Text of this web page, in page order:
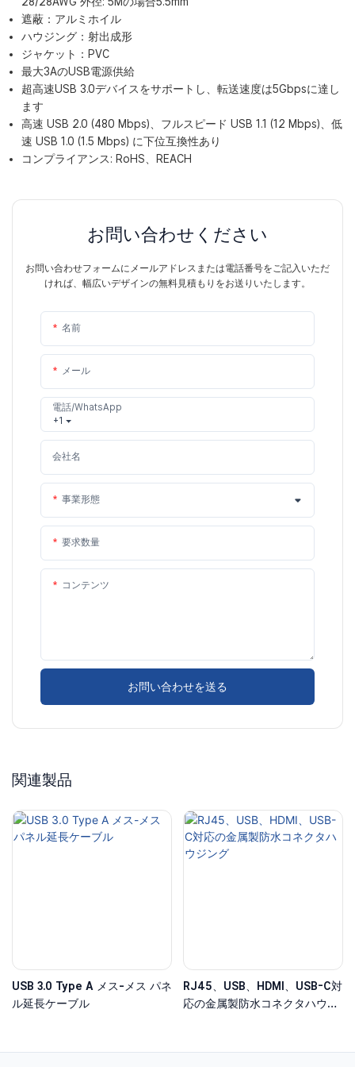
遮蔽：アルミホイル
ハウジング：射出成形
ジャケット：PVC
最大3AのUSB電源供給
超高速USB 3.0デバイスをサポートし、転送速度は5Gbpsに達し
ます
高速 USB 2.0 (480 Mbps)、フルスピード USB 1.1 (12 Mbps)、低
速 USB 1.0 (1.5 Mbps) に下位互換性あり
コンプライアンス: RoHS、REACH
お問い合わせください
お問い合わせフォームにメールアドレスまたは電話番号をご記入いただ
ければ、幅広いデザインの無料見積もりをお送りいたします。
名前
メール
+1
電話/WhatsApp
会社名
事業形態
要求数量
コンテンツ
お問い合わせを送る
関連製品
USB 3.0 Type A メス-メス パネ
ル延長ケーブル
RJ45、USB、HDMI、USB-C対
応の金属製防水コネクタハウジ